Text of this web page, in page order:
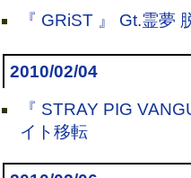
『 GRiST 』 Gt.霊夢
2010/02/04
『 STRAY PIG
イト移転